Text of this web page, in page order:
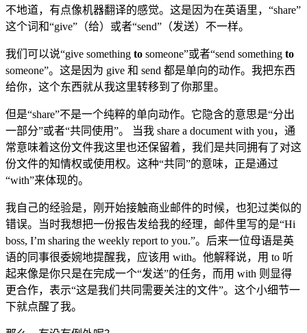
不地道，有点像机器翻译的感觉。这是因为在英语里，“share”
这个词和“give”（给）或者“send”（发送）不一样。
我们可以说“give something to someone”或者“send something to
someone”。这是因为 give 和 send 都是单向的动作。我把东西
给你，这个东西就从我这里转移到了你那里。
但是“share”不是一个纯粹的单向动作。它隐含的意思是“分出
一部分”或者“共同使用”。 当我 share a document with you，通
常意味着这份文件我这里也还保留着，我们是共同拥有了对这
份文件的知情权或使用权。这种“共同”的意味，正是通过
“with”来体现的。
我自己的经验是，刚开始接触商业邮件的时候，也犯过类似的
错误。当时我想把一份报告发给我的经理，邮件里写的是“Hi
boss, I’m sharing the weekly report to you.”。后来一位母语是英
语的同事很委婉地提醒我，应该用 with。他解释说，用 to 听
起来像是你只是在完成一个“发送”的任务，而用 with 则显得
更合作，表示“这是我们共同需要关注的文件”。这个小细节一
下就点醒了我。